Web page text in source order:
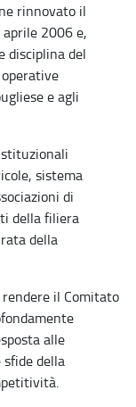
rinnovato il
2006 e,
disciplina del
e agli
sistema
di
della filiera
della
rendere il Comitato
alle
della